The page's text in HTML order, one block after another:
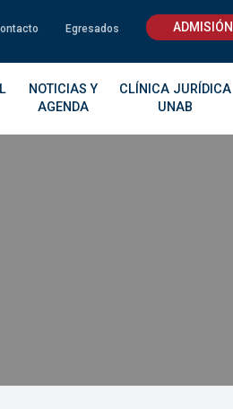
Egresados ADMISIÓN
NOTICIAS Y
AGENDA
CLÍNICA JURÍDICA
UNAB